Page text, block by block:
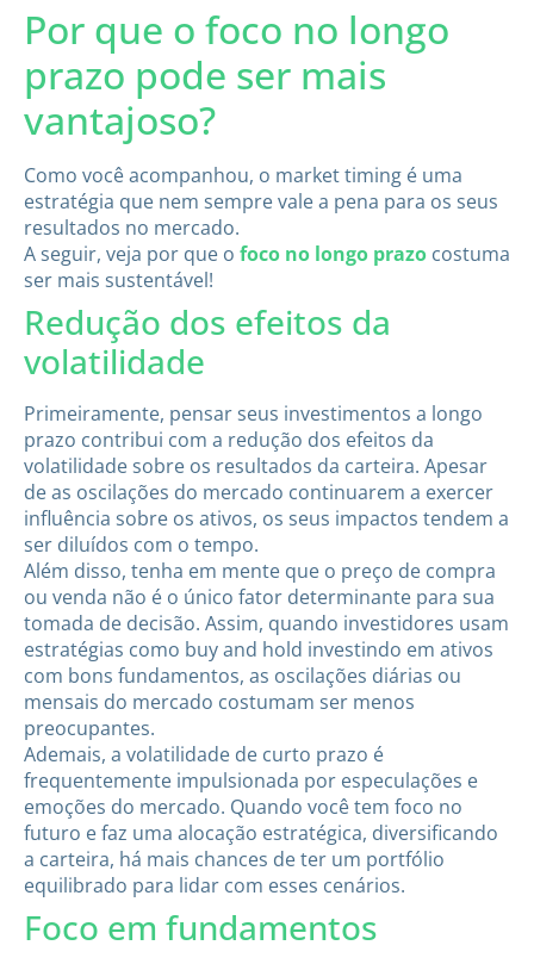
Por que o foco no longo
prazo pode ser mais
vantajoso?
Como você acompanhou, o market timing é uma
estratégia que nem sempre vale a pena para os seus
resultados no mercado.
A seguir, veja por que o foco no longo prazo costuma
ser mais sustentável!
Redução dos efeitos da
volatilidade
Primeiramente, pensar seus investimentos a longo
prazo contribui com a redução dos efeitos da
volatilidade sobre os resultados da carteira. Apesar
de as oscilações do mercado continuarem a exercer
influência sobre os ativos, os seus impactos tendem a
ser diluídos com o tempo.
Além disso, tenha em mente que o preço de compra
ou venda não é o único fator determinante para sua
tomada de decisão. Assim, quando investidores usam
estratégias como buy and hold investindo em ativos
com bons fundamentos, as oscilações diárias ou
mensais do mercado costumam ser menos
preocupantes.
Ademais, a volatilidade de curto prazo é
frequentemente impulsionada por especulações e
emoções do mercado. Quando você tem foco no
futuro e faz uma alocação estratégica, diversificando
a carteira, há mais chances de ter um portfólio
equilibrado para lidar com esses cenários.
Foco em fundamentos